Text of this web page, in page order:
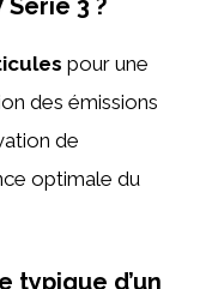
3 ?
pour une
des émissions
de
optimale du
typique d’un